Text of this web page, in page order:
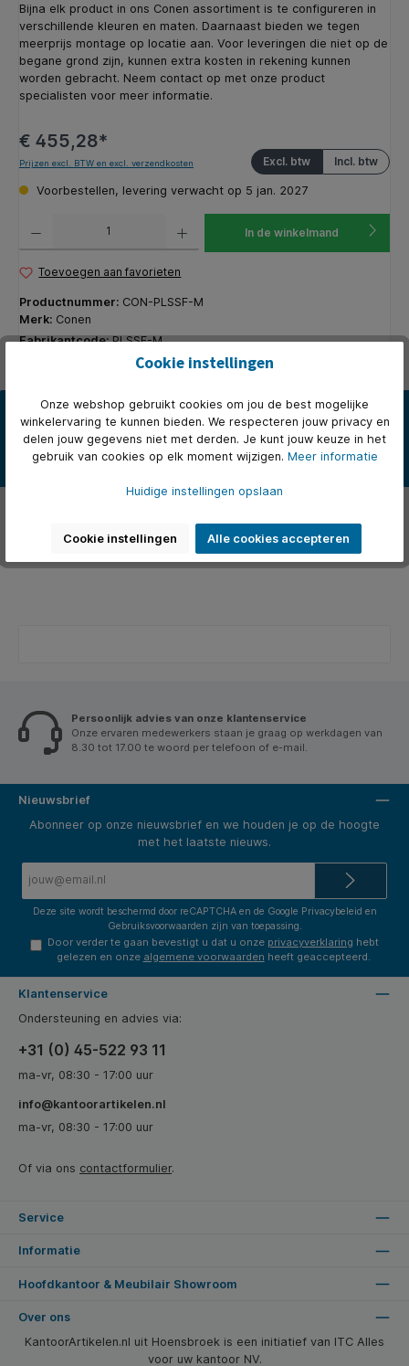
Bijna elk product in ons Conen assortiment is te configureren in
verschillende kleuren en maten. Daarnaast bieden we tegen
meerprijs montage op locatie aan. Voor leveringen die niet op de
begane grond zijn, kunnen extra kosten in rekening kunnen
worden gebracht. Neem contact op met onze product
specialisten voor meer informatie.
€ 455,28*
Incl. btw
Excl. btw
Prijzen excl. BTW en excl. verzendkosten
Voorbestellen, levering verwacht op 5 jan. 2027
In de winkelmand
Toevoegen aan favorieten
Productnummer: CON-PLSSF-M
Merk: Conen
Fabrikantcode:PLSSF-M
Beschrijving
Driehoekige tafel met geïntegreerde ErgoTray Box (C1) uit onze
ErgoTray kast- en plankoplossingen. De driehoekige tafels van…
Meer
Beoordelingen
Persoonlijk advies van onze klantenservice
Onze ervaren medewerkers staan je graag op werkdagen van
8.30 tot 17.00 te woord per telefoon of e-mail.
Nieuwsbrief
Abonneer op onze nieuwsbrief en we houden je op de hoogte
met het laatste nieuws.
Deze site wordt beschermd door reCAPTCHA en de Google Privacybeleid en
Gebruiksvoorwaarden zijn van toepassing.
Door verder te gaan bevestigt u dat u onze privacyverklaring hebt
gelezen en onze algemene voorwaarden heeft geaccepteerd.
Klantenservice
Ondersteuning en advies via:
+31 (0) 45-522 93 11
ma-vr, 08:30 - 17:00 uur
info@kantoorartikelen.nl
ma-vr, 08:30 - 17:00 uur
Of via ons contactformulier.
Service
Informatie
Hoofdkantoor & Meubilair Showroom
Over ons
KantoorArtikelen.nl uit Hoensbroek is een initiatief van ITC Alles
voor uw kantoor NV.
Cookie instellingen
Onze webshop gebruikt cookies om jou de best mogelijke
winkelervaring te kunnen bieden. We respecteren jouw privacy en
delen jouw gegevens niet met derden. Je kunt jouw keuze in het
gebruik van cookies op elk moment wijzigen. Meer informatie
Huidige instellingen opslaan
Cookie instellingen Alle cookies accepteren